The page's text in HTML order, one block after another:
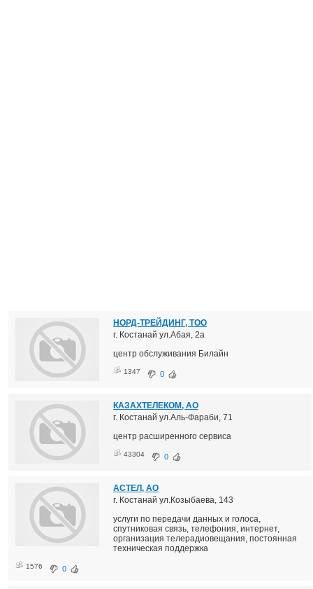
НОРД-ТРЕЙДИНГ, ТОО
г. Костанай ул.Абая, 2а
центр обслуживания Билайн
1347 0
КАЗАХТЕЛЕКОМ, АО
г. Костанай ул.Аль-Фараби, 71
центр расширенного сервиса
43304 0
АСТЕЛ, АО
г. Костанай ул.Козыбаева, 143
услуги по передачи данных и голоса,
спутниковая связь, телефония, интернет,
организация телерадиовещания, постоянная
техническая поддержка
1576 0